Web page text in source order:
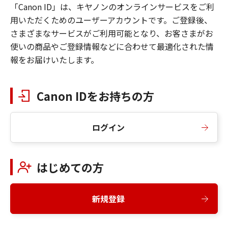
「Canon ID」は、キヤノンのオンラインサービスをご利
用いただくためのユーザーアカウントです。ご登録後、
さまざまなサービスがご利用可能となり、お客さまがお
使いの商品やご登録情報などに合わせて最適化された情
報をお届けいたします。
Canon IDをお持ちの方
ログイン
はじめての方
新規登録